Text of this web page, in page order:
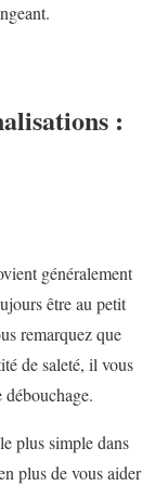
:
généralement
être au petit
remarquez que
de saleté, il vous
débouchage.
plus simple dans
plus de vous aider